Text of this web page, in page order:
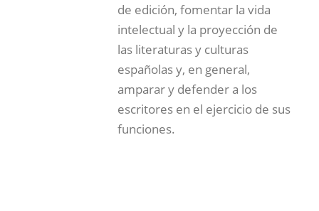
de edición, fomentar la vida
intelectual y la proyección de
las literaturas y culturas
españolas y, en general,
amparar y defender a los
escritores en el ejercicio de sus
funciones.